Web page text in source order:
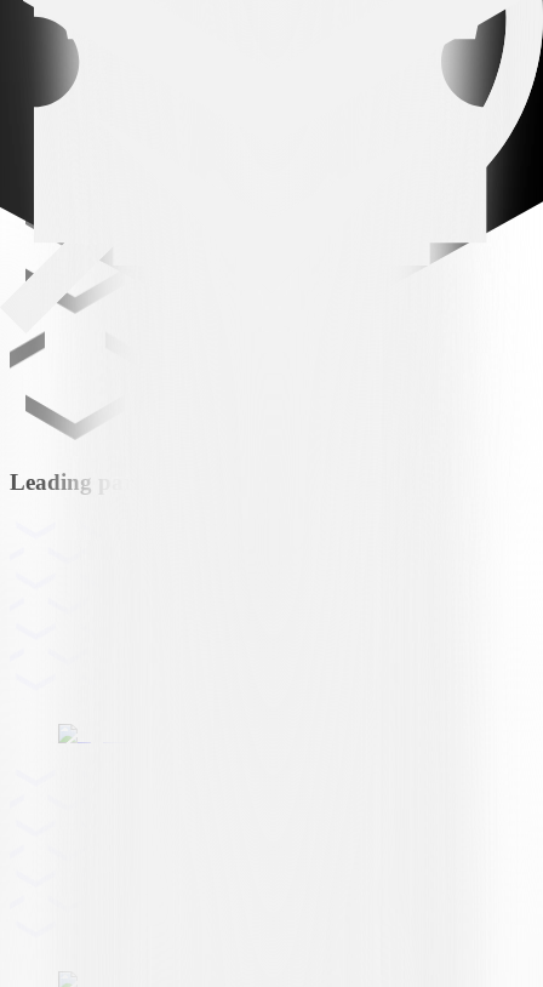
VS
Servette FC
Leading partner